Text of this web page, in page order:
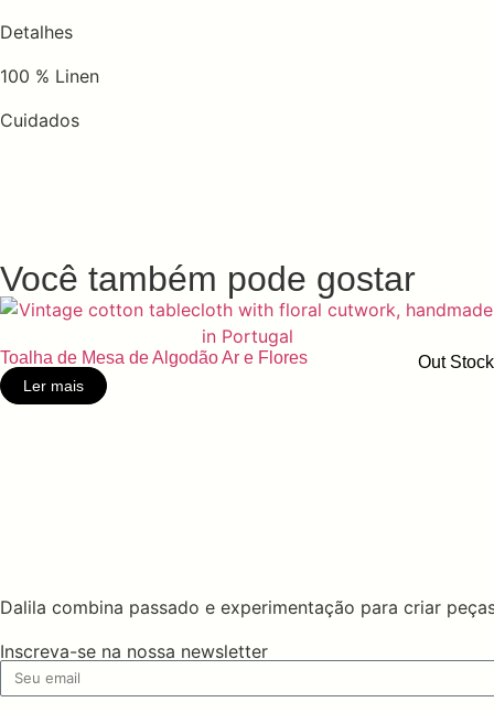
Detalhes
100 % Linen
Cuidados
Você também pode gostar
Toalha de Mesa de Algodão Ar e Flores
Ler mais
Out Stock
Dalila combina passado e experimentação para criar
Inscreva-se na nossa newsletter